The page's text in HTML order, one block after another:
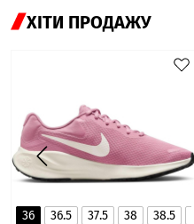
ХІТИ ПРОДАЖУ
36 36.5 37.5 38 38.5